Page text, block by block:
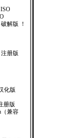
解版 ！
注册版
化版
册版
（兼容